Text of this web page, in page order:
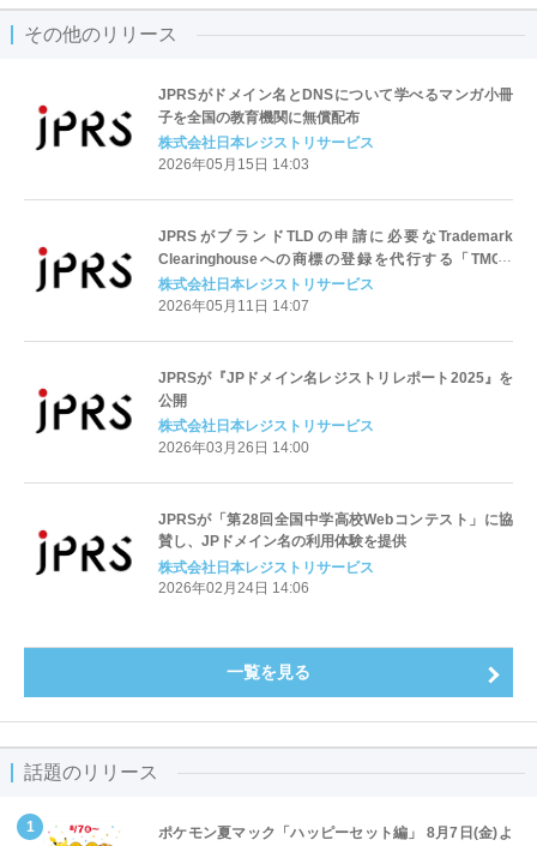
その他のリリース
JPRSがドメイン名とDNSについて学べるマンガ小冊
子を全国の教育機関に無償配布
株式会社日本レジストリサービス
2026年05月15日 14:03
JPRSがブランドTLDの申請に必要なTrademark
Clearinghouseへの商標の登録を代行する「TMCH
Agent」に
株式会社日本レジストリサービス
2026年05月11日 14:07
JPRSが『JPドメイン名レジストリレポート2025』を
公開
株式会社日本レジストリサービス
2026年03月26日 14:00
JPRSが「第28回全国中学高校Webコンテスト」に協
賛し、JPドメイン名の利用体験を提供
株式会社日本レジストリサービス
2026年02月24日 14:06
一覧を見る
話題のリリース
ポケモン夏マック「ハッピーセット編」 8月7日(金)よ